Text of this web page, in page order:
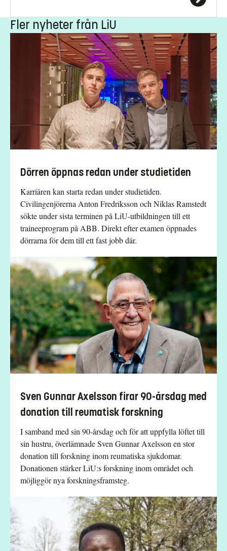
Fler nyheter från LiU
Dörren öppnas redan under studietiden
Karriären kan starta redan under studietiden.
Civilingenjörerna Anton Fredriksson och Niklas Ramstedt
sökte under sista terminen på LiU-utbildningen till ett
traineeprogram på ABB. Direkt efter examen öppnades
dörrarna för dem till ett fast jobb där.
Sven Gunnar Axelsson firar 90-årsdag med
donation till reumatisk forskning
I samband med sin 90-årsdag och för att uppfylla löftet till
sin hustru, överlämnade Sven Gunnar Axelsson en stor
donation till forskning inom reumatiska sjukdomar.
Donationen stärker LiU:s forskning inom området och
möjliggör nya forskningsframsteg.